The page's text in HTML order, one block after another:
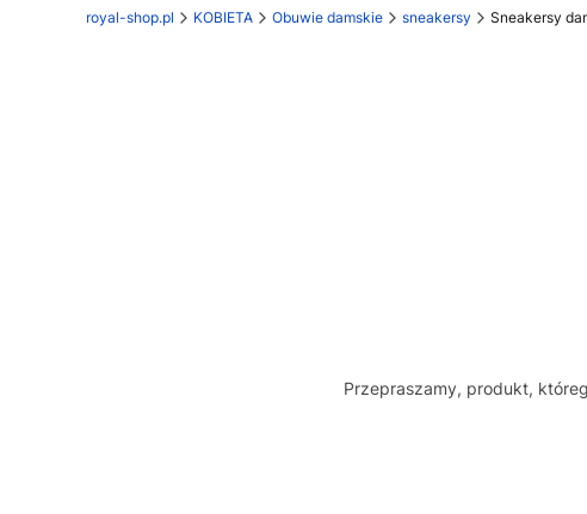
royal-shop.pl KOBIETA Obuwie damskie sneakersy Sneakersy
Przepraszamy, produkt,